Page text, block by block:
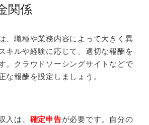
関係
、職種や業務内容によって大きく異
キルや経験に応じて、適切な報酬を
。クラウドソーシングサイトなどで
な報酬を設定しましょう。
入は、 確定申告が必要です。自分の